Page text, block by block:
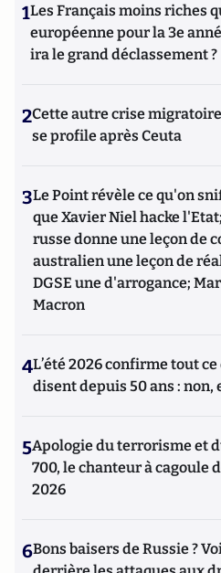
1Les Français moins riches
européenne pour la 3e
ira le grand déclassement ?
2Cette autre crise
se profile après Ceuta
3Le Point révèle ce qu'on
que Xavier Niel hacke
russe donne une leçon de
australien une leçon de
DGSE une d'arrogance;
Macron
4L’été 2026 confirme tout
disent depuis 50 ans : non,
5Apologie du terrorisme et
700, le chanteur à cagoule
2026
6Bons baisers de Russie ?